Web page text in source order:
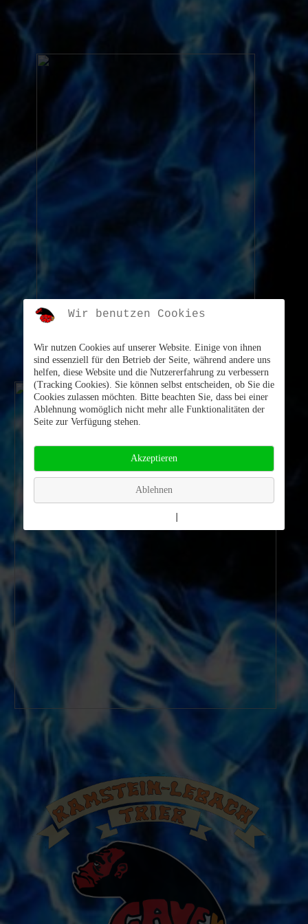
Wir benutzen Cookies
Wir nutzen Cookies auf unserer Website. Einige von ihnen
sind essenziell für den Betrieb der Seite, während andere uns
helfen, diese Website und die Nutzererfahrung zu verbessern
(Tracking Cookies). Sie können selbst entscheiden, ob Sie die
Cookies zulassen möchten. Bitte beachten Sie, dass bei einer
Ablehnung womöglich nicht mehr alle Funktionalitäten der
Seite zur Verfügung stehen.
Akzeptieren
Ablehnen
|